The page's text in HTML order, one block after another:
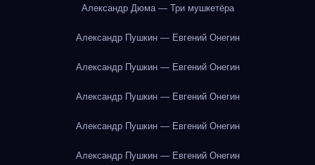
Александр Дюма — Три мушкетёра
Александр Пушкин — Евгений Онегин
Александр Пушкин — Евгений Онегин
Александр Пушкин — Евгений Онегин
Александр Пушкин — Евгений Онегин
Александр Пушкин — Евгений Онегин